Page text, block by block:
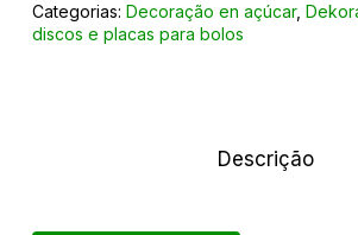
Categorias: Decoração en açúcar,
discos e placas para bolos
Descrição